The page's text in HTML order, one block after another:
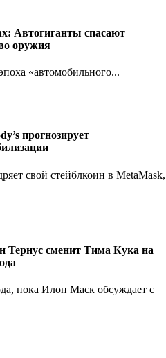
Автогиганты спасают
оружия
«автомобильного...
прогнозирует
свой стейблкоин в MetaMask,
Тернус сменит Тима Кука на
пока Илон Маск обсуждает с